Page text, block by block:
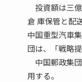
投資額は三億
倉 庫保管と配
中国重型汽車
団は、「戦略
中国郵政集
用する。